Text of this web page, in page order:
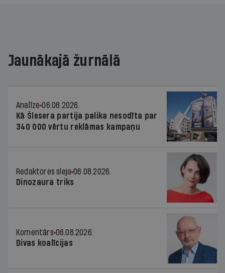
Jaunākajā žurnālā
Analīze 06.08.2026.
Kā Šlesera partija palika nesodīta par
340 000 vērtu reklāmas kampaņu
Redaktores sleja 06.08.2026.
Dinozaura triks
Komentārs 06.08.2026.
Divas koalīcijas